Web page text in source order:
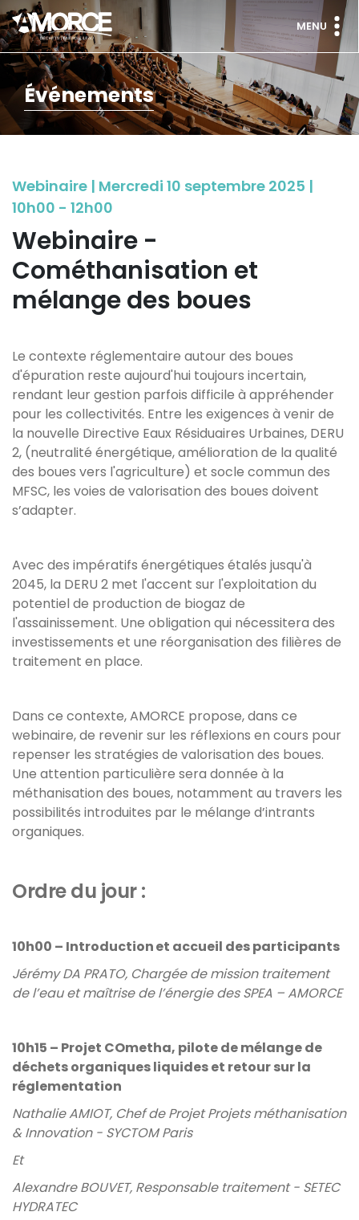
MENU
Événements
Webinaire | Mercredi 10 septembre 2025 |
10h00 - 12h00
Webinaire -
Cométhanisation et
mélange des boues
Le contexte réglementaire autour des boues
d'épuration reste aujourd'hui toujours incertain,
rendant leur gestion parfois difficile à appréhender
pour les collectivités. Entre les exigences à venir de
la nouvelle Directive Eaux Résiduaires Urbaines, DERU
2, (neutralité énergétique, amélioration de la qualité
des boues vers l'agriculture) et socle commun des
MFSC, les voies de valorisation des boues doivent
s’adapter.
Avec des impératifs énergétiques étalés jusqu'à
2045, la DERU 2 met l'accent sur l'exploitation du
potentiel de production de biogaz de
l'assainissement. Une obligation qui nécessitera des
investissements et une réorganisation des filières de
traitement en place.
Dans ce contexte, AMORCE propose, dans ce
webinaire, de revenir sur les réflexions en cours pour
repenser les stratégies de valorisation des boues.
Une attention particulière sera donnée à la
méthanisation des boues, notamment au travers les
possibilités introduites par le mélange d’intrants
organiques.
Ordre du jour :
10h00 – Introduction et accueil des participants
Jérémy DA PRATO, Chargée de mission traitement
de l’eau et maîtrise de l’énergie des SPEA – AMORCE
10h15 – Projet COmetha, pilote de mélange de
déchets organiques liquides et retour sur la
réglementation
Nathalie AMIOT, Chef de Projet Projets méthanisation
& Innovation - SYCTOM Paris
Et
Alexandre BOUVET, Responsable traitement - SETEC
HYDRATEC